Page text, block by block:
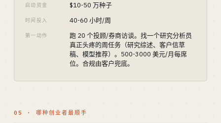
启动资金 $10-50 万种子
时间投入 40-60 小时/周
第一动作
跑 20 个投顾/券商访谈。找一个研究分析员
真正头疼的周任务（研究综述、客户信草
稿、模型推荐）。500-3000 美元/月每席
位。合规由客户兜底。
05 · 哪种创业者最顺手